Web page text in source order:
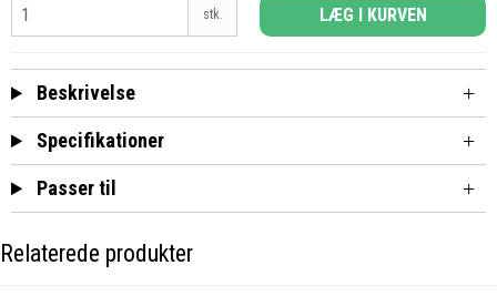
stk. LÆG I KURVEN
Beskrivelse
Specifikationer
Passer til
Relaterede produkter